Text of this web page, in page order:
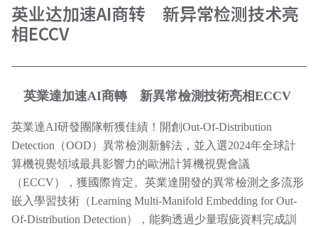
英业达加速AI商转 新异常检测技术亮
相ECCV
英業達加速AI商轉 新異常檢測技術亮相ECCV
英業達AI研發團隊斬獲佳績！開創Out-Of-Distribution
Detection（OOD）異常檢測新解法，並入選2024年全球計
算機視覺領域最具影響力的歐洲計算機視覺會議
（ECCV），獲國際肯定。英業達開發的異常檢測之多流形
嵌入學習技術（Learning Multi-Manifold Embedding for Out-
Of-Distribution Detection），能夠透過少量瑕疵資料完成訓